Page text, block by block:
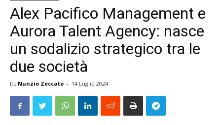
Alex Pacifico Management e
Aurora Talent Agency: nasce
un sodalizio strategico tra le
due società
Da Nunzio Zeccato - 14 Luglio 2024